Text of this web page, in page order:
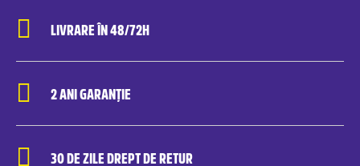
LIVRARE ÎN 48/72H
2 ANI GARANȚIE
30 DE ZILE DREPT DE RETUR